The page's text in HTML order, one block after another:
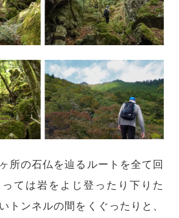
所の石仏を辿るルートを全て回
ては岩をよじ登ったり下りた
トンネルの間をくぐったりと、